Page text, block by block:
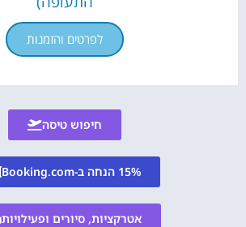
לפרטים והזמנות
חיפוש טיסה
15% הנחה ב-Booking.com
אטרקציות, סיורים ופעילויות